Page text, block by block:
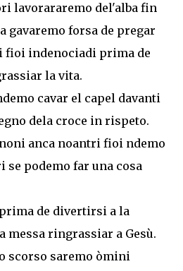
lavorararemo del'alba fin
gavaremo forsa de pregar
fioi indenociadi prima de
la vita.
cavar el capel davanti
dela croce in rispeto.
anca noantri fioi ndemo
se podemo far una cosa
de divertirsi a la
messa ringrassiar a Gesù.
scorso saremo òmini